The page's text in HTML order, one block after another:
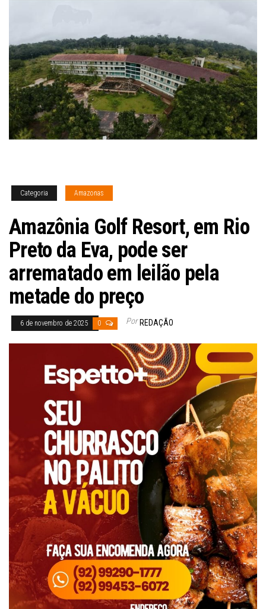
Categoria Amazonas
Amazônia Golf Resort, em Rio
Preto da Eva, pode ser
arrematado em leilão pela
metade do preço
6 de novembro de 2025 0 Por REDAÇÃO